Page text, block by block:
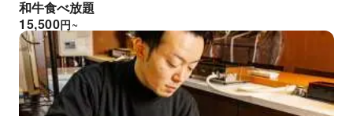
和牛食べ放題
円
15,500 ~